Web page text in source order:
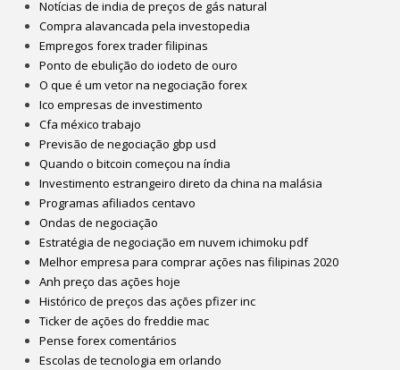
Notícias de india de preços de gás natural
Compra alavancada pela investopedia
Empregos forex trader filipinas
Ponto de ebulição do iodeto de ouro
O que é um vetor na negociação forex
Ico empresas de investimento
Cfa méxico trabajo
Previsão de negociação gbp usd
Quando o bitcoin começou na índia
Investimento estrangeiro direto da china na malásia
Programas afiliados centavo
Ondas de negociação
Estratégia de negociação em nuvem ichimoku pdf
Melhor empresa para comprar ações nas filipinas 2020
Anh preço das ações hoje
Histórico de preços das ações pfizer inc
Ticker de ações do freddie mac
Pense forex comentários
Escolas de tecnologia em orlando